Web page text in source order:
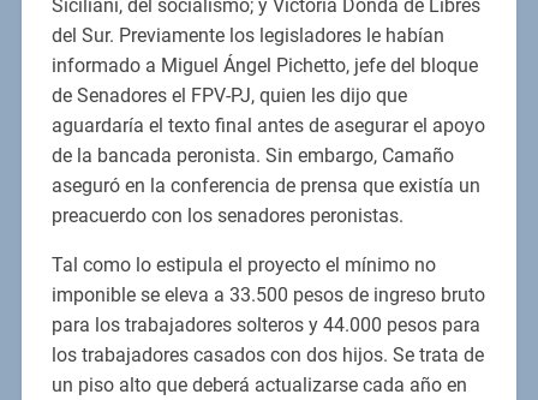
Siciliani, del socialismo; y Victoria Donda de Libres
del Sur. Previamente los legisladores le habían
informado a Miguel Ángel Pichetto, jefe del bloque
de Senadores el FPV-PJ, quien les dijo que
aguardaría el texto final antes de asegurar el apoyo
de la bancada peronista. Sin embargo, Camaño
aseguró en la conferencia de prensa que existía un
preacuerdo con los senadores peronistas.
Tal como lo estipula el proyecto el mínimo no
imponible se eleva a 33.500 pesos de ingreso bruto
para los trabajadores solteros y 44.000 pesos para
los trabajadores casados con dos hijos. Se trata de
un piso alto que deberá actualizarse cada año en